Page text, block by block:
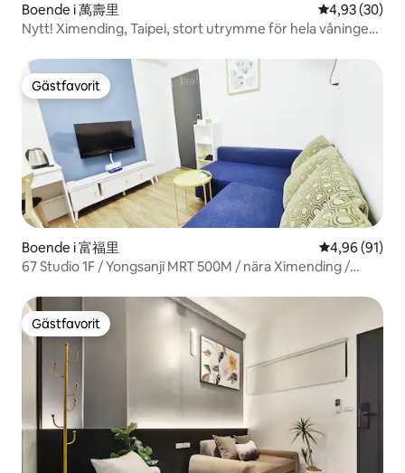
Boende i 萬壽里 4,93 av 5 i
4,93 (30)
Nytt! Ximending, Taipei, stort utrymme för hela våningen
/ tunnelbanestation 5 minuter / kök / tvättmaskin
Gästfavorit
Gästfavorit
Boende i 富福里 4,96 av 5 i
4,96 (91)
67 Studio 1F / Yongsanji MRT 500M / nära Ximending /
Bottenvåning utan trappor
Gästfavorit
Gästfavorit